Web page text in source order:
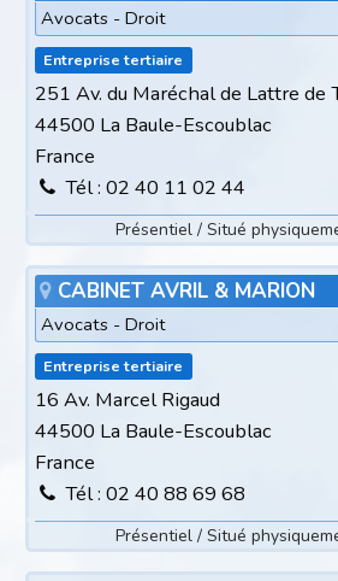
Avocats - Droit
Entreprise tertiaire
251 Av. du Maréchal de Lattre de
44500 La Baule-Escoublac
France
Tél : 02 40 11 02 44
Présentiel / Situé
CABINET AVRIL & MARION
Avocats - Droit
Entreprise tertiaire
16 Av. Marcel Rigaud
44500 La Baule-Escoublac
France
Tél : 02 40 88 69 68
Présentiel / Situé